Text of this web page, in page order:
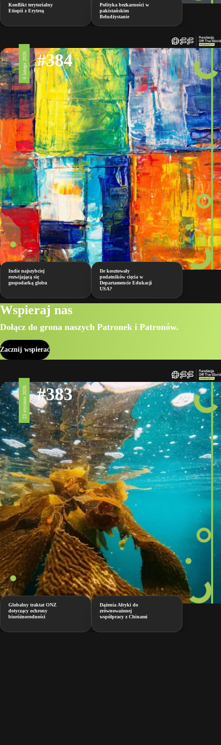
Konflikt terytorialny
Etiopii z Erytreą
Polityka bezkarności w
pakistańskim
Beludżystanie
6 lutego 2026 #384
Indie najszybciej
rozwijającą się
gospodarką globu
Ile kosztowały
podatników cięcia w
Departamencie Edukacji
USA?
Wspieraj nas
Dołącz do grona naszych Patronek i Patronów.
Zacznij wspierać
23 stycznia 2026 #383
Globalny traktat ONZ
dotyczący ochrony
bioróżnorodności
Dążenia Afryki do
zrównoważonej
współpracy z Chinami